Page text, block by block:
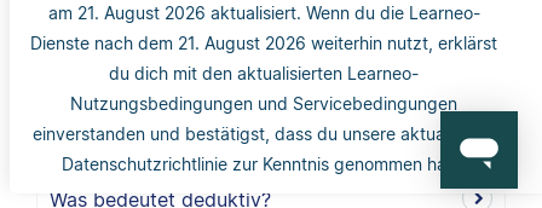
am 21. August 2026 aktualisiert. Wenn du die Learneo-
Dienste nach dem 21. August 2026 weiterhin nutzt, erklärst
du dich mit den aktualisierten Learneo-
Nutzungsbedingungen und Servicebedingungen
einverstanden und bestätigst, dass du unsere aktualisierte
Datenschutzrichtlinie zur Kenntnis genommen hast.
Wie lang ist der Methodikteil?
Was bedeutet deduktiv und induktiv?
Was bedeutet induktiv?
Was bedeutet deduktiv?